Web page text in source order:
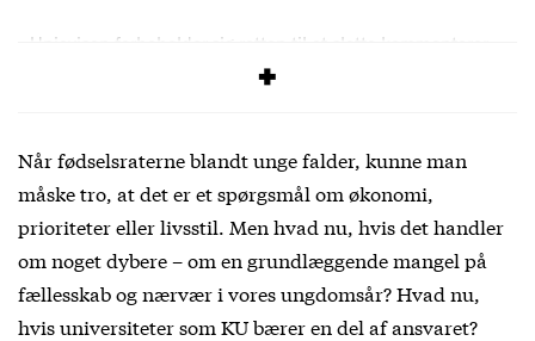
Uniavisen forbeholder sig retten til at slette kommentarer,
debatregler
Når fødselsraterne blandt unge falder, kunne man
måske tro, at det er et spørgsmål om økonomi,
prioriteter eller livsstil. Men hvad nu, hvis det handler
om noget dybere – om en grundlæggende mangel på
fællesskab og nærvær i vores ungdomsår? Hvad nu,
hvis universiteter som KU bærer en del af ansvaret?